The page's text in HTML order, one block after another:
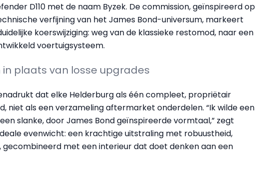
D110 met de naam Byzek. De commission, geïnspireerd op
verfijning van het James Bond-universum, markeert
koerswijziging: weg van de klassieke restomod, naar een
voertuigsysteem.
plaats van losse upgrades
dat elke Helderburg als één compleet, propriëtair
niet als een verzameling aftermarket onderdelen. “Ik wilde een
slanke, door James Bond geïnspireerde vormtaal,” zegt
evenwicht: een krachtige uitstraling met robuustheid,
met een interieur dat doet denken aan een